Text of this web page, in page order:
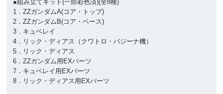
●組み立てキット(一部彩色済)(全8種)
1．ZZガンダムA(コア・トップ)
2．ZZガンダムB(コア・ベース)
3．キュベレイ
4．リック・ディアス（クワトロ・バジーナ機）
5．リック・ディアス
6．ZZガンダム用EXパーツ
7．キュベレイ用EXパーツ
8．リック・ディアス用EXパーツ